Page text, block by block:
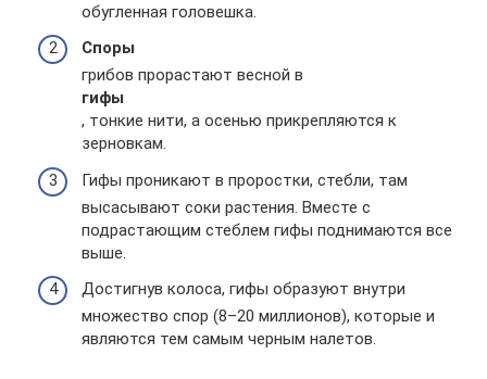
обугленная головешка.
Споры
грибов прорастают весной в
гифы
, тонкие нити, а осенью прикрепляются к
зерновкам.
Гифы проникают в проростки, стебли, там
высасывают соки растения. Вместе с
подрастающим стеблем гифы поднимаются все
выше.
Достигнув колоса, гифы образуют внутри
множество спор (8–20 миллионов), которые и
являются тем самым черным налетов.